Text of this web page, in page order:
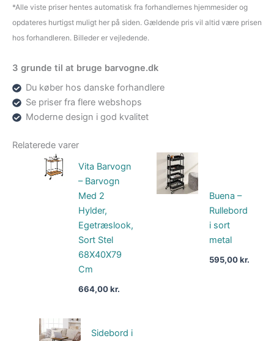
*Alle viste priser hentes automatisk fra forhandlernes hjemmesider og
opdateres hurtigst muligt her på siden. Gældende pris vil altid være prisen
hos forhandleren. Billeder er vejledende.
3 grunde til at bruge barvogne.dk
Du køber hos danske forhandlere
Se priser fra flere webshops
Moderne design i god kvalitet
Relaterede varer
Vita Barvogn
– Barvogn
Med 2
Hylder,
Egetræslook,
Sort Stel
68X40X79
Cm
664,00kr.
Buena –
Rullebord
i sort
metal
595,00kr.
Sidebord i